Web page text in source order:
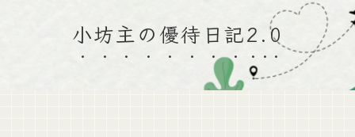
小坊主の優待日記2.0